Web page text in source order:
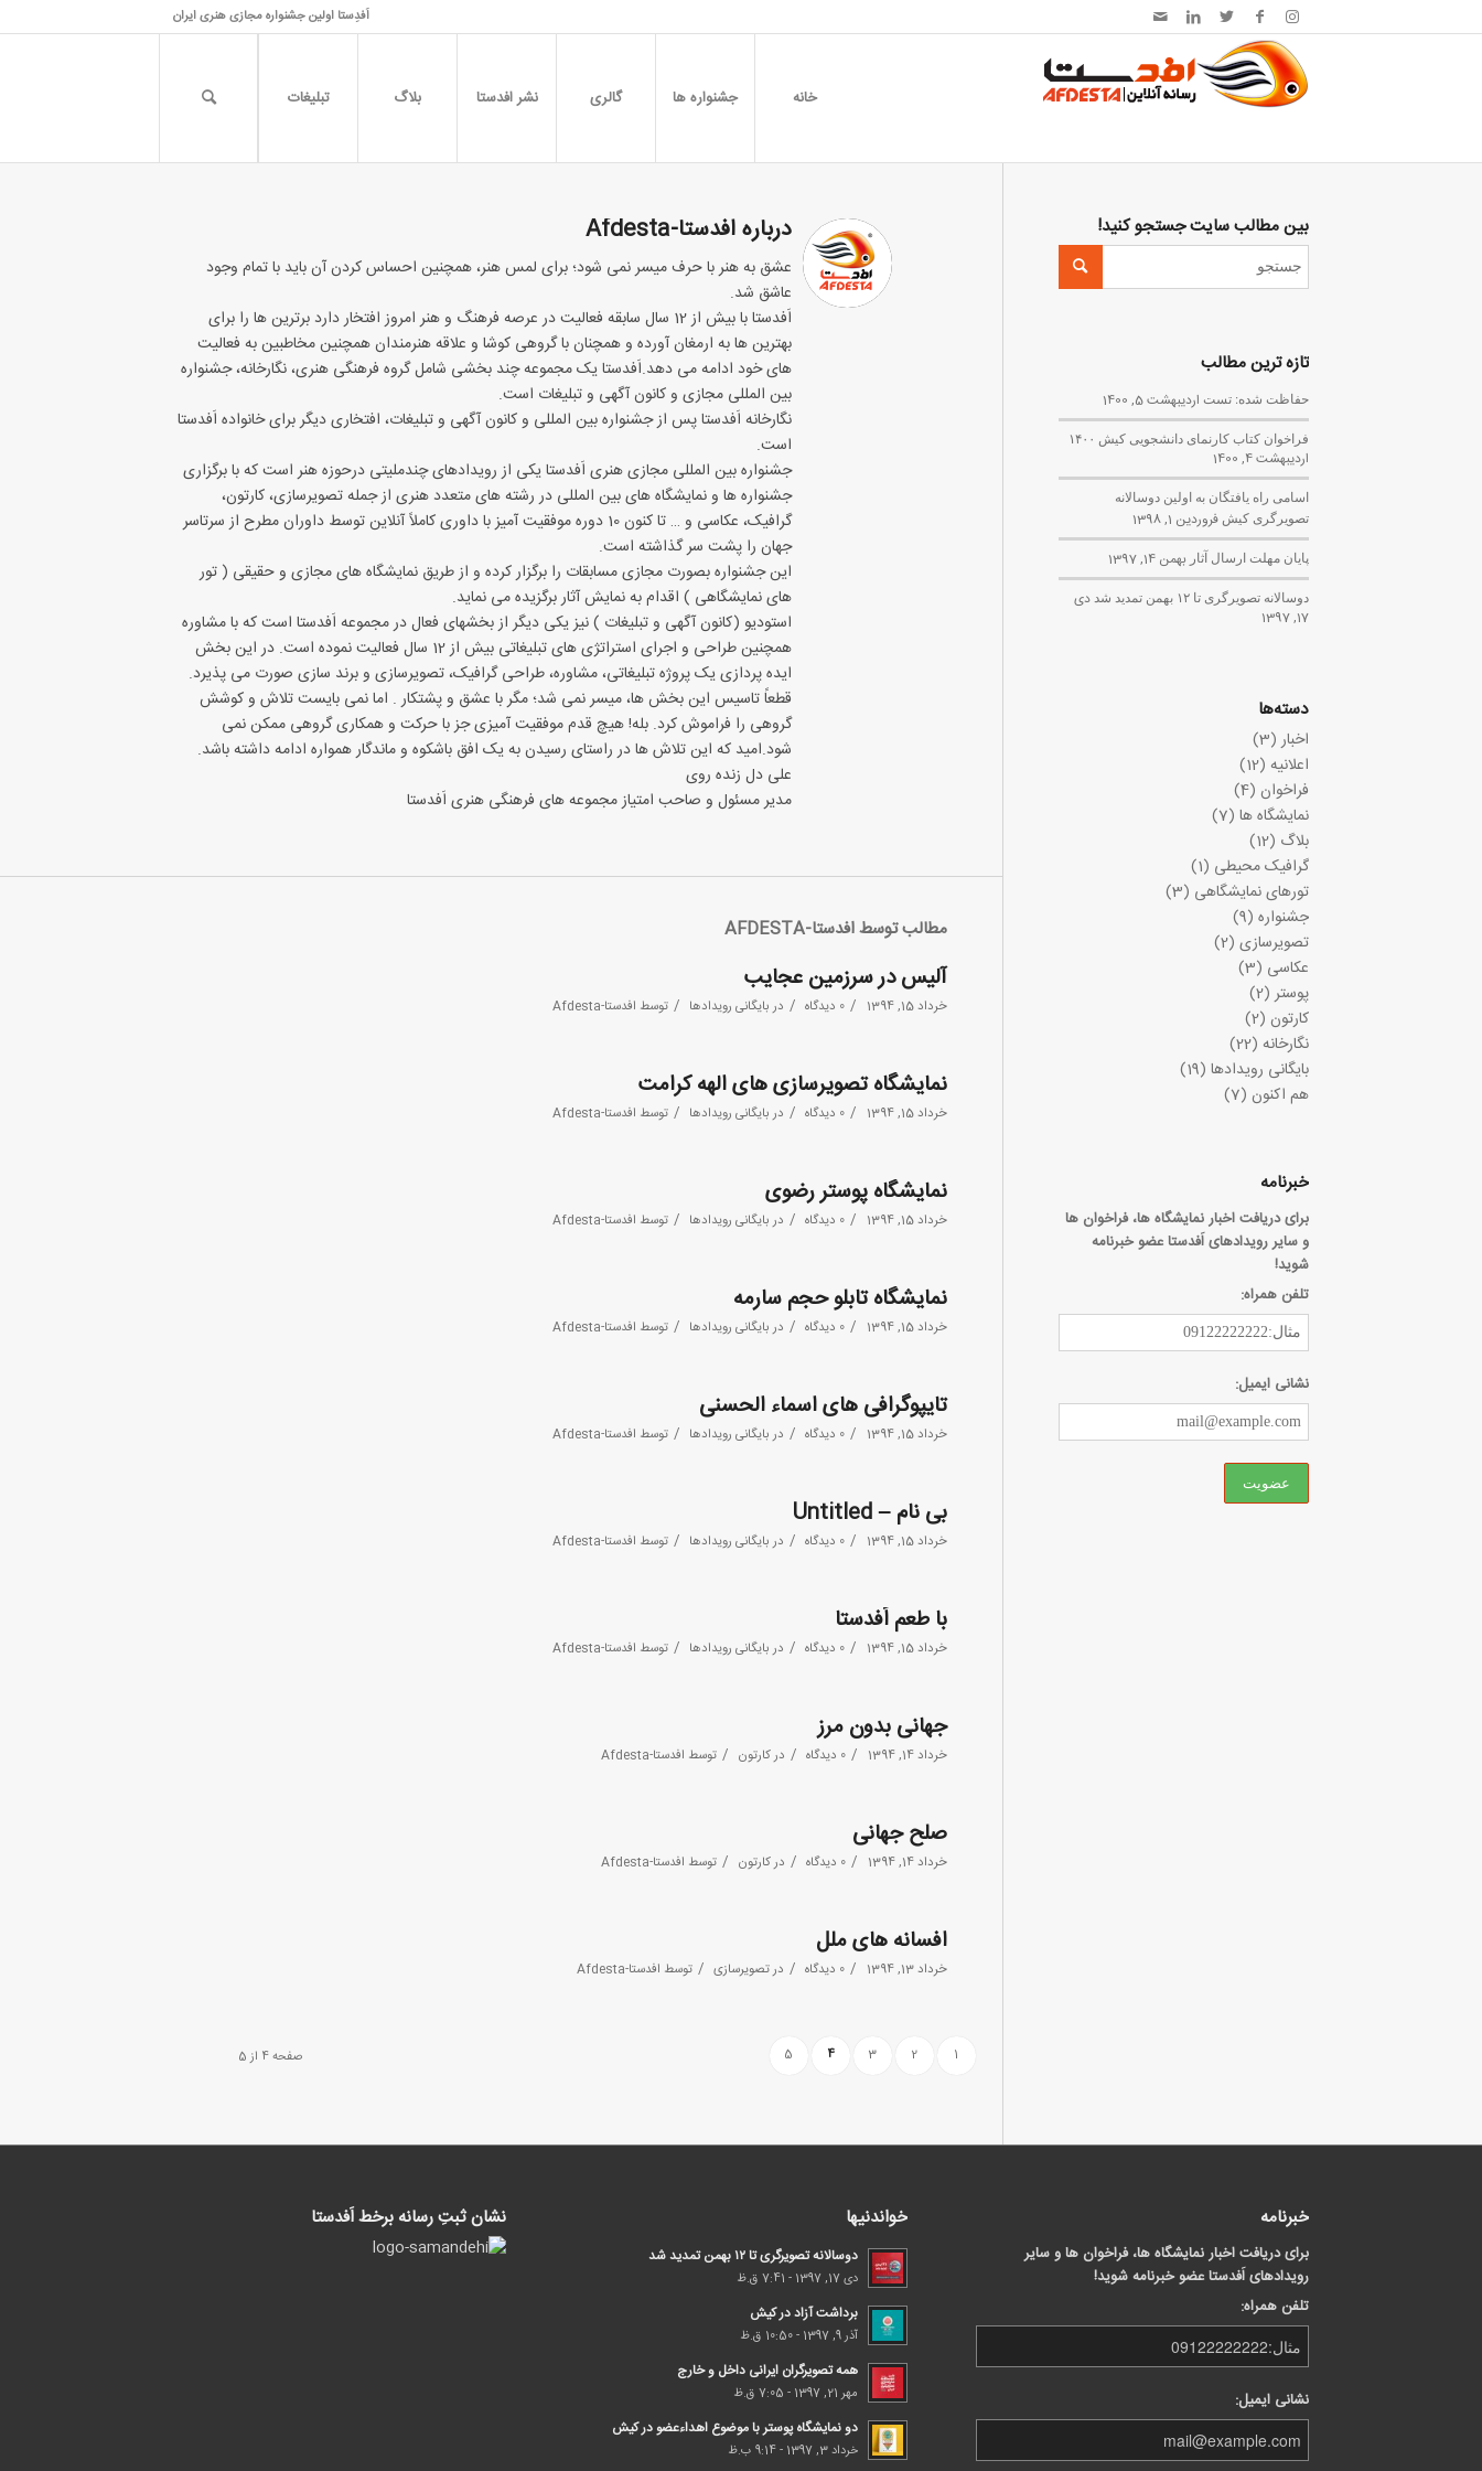
اَفدِستا اولین جشنواره مجازی هنری ایران
خانه جشنواره ها گالری نشر افدستا بلاگ تبلیغات
دربارهافدستا-Afdesta
عشق به هنر با حرف میسر نمی شود؛ برای لمس هنر، همچنین احساس کردن آن باید با تمام وجود
عاشق شد.
اَفدستا با بیش از 12 سال سابقه فعالیت در عرصه فرهنگ و هنر امروز افتخار دارد برترین ها را برای
بهترین ها به ارمغان آورده و همچنان با گروهی کوشا و علاقه هنرمندان همچنین مخاطبین به فعالیت
های خود ادامه می دهد.اَفدستا یک مجموعه چند بخشی شامل گروه فرهنگی هنری، نگارخانه، جشنواره
بین المللی مجازی و کانون آگهی و تبلیغات است.
نگارخانه اَفدستا پس از جشنواره بین المللی و کانون آگهی و تبلیغات، افتخاری دیگر برای خانواده اَفدستا
است.
جشنواره بین المللی مجازی هنری اَفدستا یکی از رویدادهای چندملیتی درحوزه هنر است که با برگزاری
جشنواره ها و نمایشگاه های بین المللی در رشته های متعدد هنری از جمله تصویرسازی، کارتون،
گرافیک، عکاسی و … تا کنون 10 دوره موفقیت آمیز با داوری کاملاً آنلاین توسط داوران مطرح از سرتاسر
جهان را پشت سر گذاشته است.
این جشنواره بصورت مجازی مسابقات را برگزار کرده و از طریق نمایشگاه های مجازی و حقیقی ( تور
های نمایشگاهی ) اقدام به نمایش آثار برگزیده می نماید.
استودیو (کانون آگهی و تبلیغات ) نیز یکی دیگر از بخشهای فعال در مجموعه اَفدستا است که با مشاوره
همچنین طراحی و اجرای استراتژی های تبلیغاتی بیش از 12 سال فعالیت نموده است. در این بخش
ایده پردازی یک پروژه تبلیغاتی، مشاوره، طراحی گرافیک، تصویرسازی و برند سازی صورت می پذیرد.
قطعاً تاسیس این بخش ها، میسر نمی شد؛ مگر با عشق و پشتکار . اما نمی بایست تلاش و کوشش
گروهی را فراموش کرد. بله! هیچ قدم موفقیت آمیزی جز با حرکت و همکاری گروهی ممکن نمی
شود.امید که این تلاش ها در راستای رسیدن به یک افق باشکوه و ماندگار همواره ادامه داشته باشد.
علی دل زنده روی
مدیر مسئول و صاحب امتیاز مجموعه های فرهنگی هنری اَفدستا
مطالب توسط افدستا-AFDESTA
آلیس در سرزمین عجایب
خرداد 15, 1394 / 0 دیدگاه / در بایگانی رویدادها / توسط افدستا-Afdesta
نمایشگاه تصویرسازی های الهه کرامت
خرداد 15, 1394 / 0 دیدگاه / در بایگانی رویدادها / توسط افدستا-Afdesta
نمایشگاه پوستر رضوی
خرداد 15, 1394 / 0 دیدگاه / در بایگانی رویدادها / توسط افدستا-Afdesta
نمایشگاه تابلو حجم سارمه
خرداد 15, 1394 / 0 دیدگاه / در بایگانی رویدادها / توسط افدستا-Afdesta
تایپوگرافی های اسماء الحسنی
خرداد 15, 1394 / 0 دیدگاه / در بایگانی رویدادها / توسط افدستا-Afdesta
بی نام – Untitled
خرداد 15, 1394 / 0 دیدگاه / در بایگانی رویدادها / توسط افدستا-Afdesta
با طعم اَفدستا
خرداد 15, 1394 / 0 دیدگاه / در بایگانی رویدادها / توسط افدستا-Afdesta
جهانی بدون مرز
خرداد 14, 1394 / 0 دیدگاه / درکارتون / توسط افدستا-Afdesta
صلح جهانی
خرداد 14, 1394 / 0 دیدگاه / درکارتون / توسط افدستا-Afdesta
افسانه های ملل
خرداد 13, 1394 / 0 دیدگاه / درتصویرسازی / توسط افدستا-Afdesta
صفحه 4 از 5 1
2
3
4
5
بین مطالب سایت جستجو کنید!
تازه ترین مطالب
حفاظت شده: تست اردیبهشت 5, 1400
فراخوان کتاب کارنمای دانشجویی کیش ۱۴۰۰
اردیبهشت 4, 1400
اسامی راه یافتگان به اولین دوسالانه
تصویرگری کیش فروردین 1, 1398
پایان مهلت ارسال آثار بهمن 14, 1397
دوسالانه تصویرگری تا ۱۲ بهمن تمدید شد
دی
17, 1397
دسته‌ها
اخبار(3)
اعلانیه (12)
فراخوان (4)
نمایشگاه ها (7)
بلاگ (12)
گرافیک محیطی (1)
تورهای نمایشگاهی (3)
جشنواره (9)
تصویرسازی (2)
عکاسی (3)
پوستر(2)
کارتون (2)
نگارخانه (22)
بایگانی رویدادها (19)
هم اکنون (7)
خبرنامه
برای دریافت اخبار نمایشگاه ها، فراخوان ها
و سایر رویدادهای اَفدستا عضو خبرنامه
شوید!
تلفن همراه:
نشانی ایمیل:
خبرنامه
برای دریافت اخبار نمایشگاه ها، فراخوان ها و سایر
رویدادهای اَفدستا عضو خبرنامه شوید!
تلفن همراه:
نشانی ایمیل:
خواندنیها
دوسالانه تصویرگری تا ۱۲ بهمن تمدید شد
دی 17, 1397 - 7:41 ق.ظ
برداشت آزاد در کیش
آذر 9, 1397 - 10:50 ق.ظ
همه تصویرگران ایرانی داخل و خارج
مهر 21, 1397 - 7:05 ق.ظ
دو نمایشگاه پوستر با موضوع اهداء‌عضو در کیش
خرداد 3, 1397 - 9:14 ب.ظ
نشان ثبتِ رسانه برخط اَفدستا